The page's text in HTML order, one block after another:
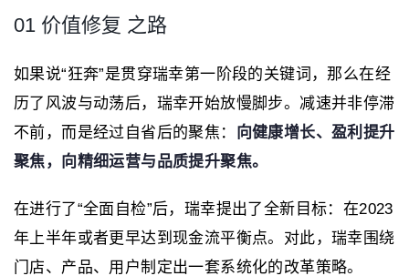
01 价值修复 之路
如果说“狂奔”是贯穿瑞幸第一阶段的关键词，那么在经
历了风波与动荡后，瑞幸开始放慢脚步。减速并非停滞
不前，而是经过自省后的聚焦：
向健康增长、盈利提升
聚焦，向精细运营与品质提升聚焦。
在进行了“全面自检”后，瑞幸提出了全新目标：在2023
年上半年或者更早达到现金流平衡点。对此，瑞幸围绕
门店、产品、用户制定出一套系统化的改革策略。